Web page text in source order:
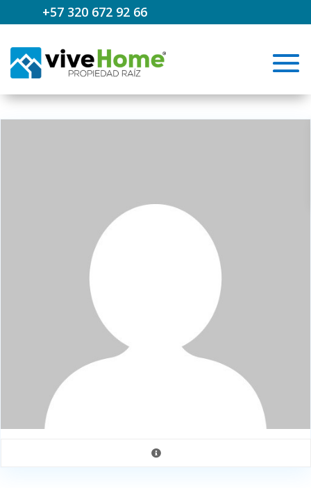
+57 320 672 92 66